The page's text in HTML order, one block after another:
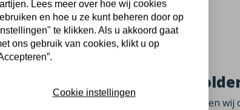
Dolder, 29-06-2018
in Den
Den Dolder aan de Paltzerweg in Utrecht hebben wij
Lees meer over hoe wij cookies
en hoe u ze kunt beheren door op
te klikken. Als u akkoord gaat
ons gebruik van cookies, klikt u op
Cookie instellingen